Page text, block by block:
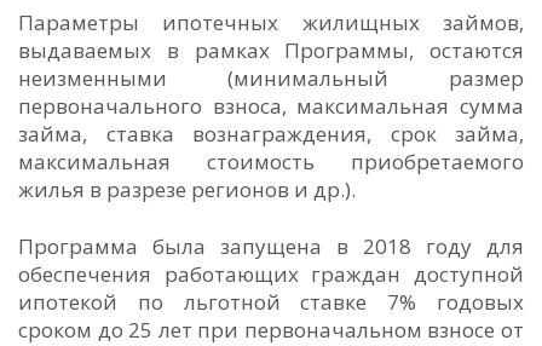
Параметры ипотечных жилищных займов,
выдаваемых в рамках Программы, остаются
неизменными (минимальный размер
первоначального взноса, максимальная сумма
займа, ставка вознаграждения, срок займа,
максимальная стоимость приобретаемого
жилья в разрезе регионов и др.).
Программа была запущена в 2018 году для
обеспечения работающих граждан доступной
ипотекой по льготной ставке 7% годовых
сроком до 25 лет при первоначальном взносе от